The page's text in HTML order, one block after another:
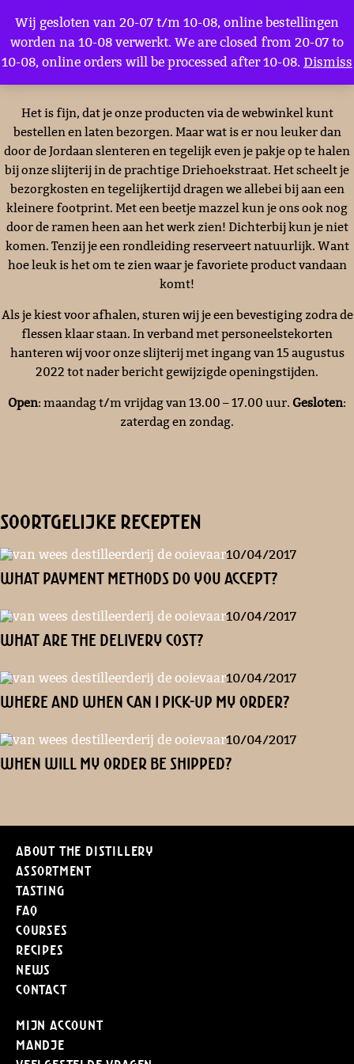
Afhalen of verzenden?
Het is fijn, dat je onze producten via de webwinkel kunt
bestellen en laten bezorgen. Maar wat is er nou leuker dan
door de Jordaan slenteren en tegelijk even je pakje op te halen
bij onze slijterij in de prachtige Driehoekstraat. Het scheelt je
bezorgkosten en tegelijkertijd dragen we allebei bij aan een
kleinere footprint. Met een beetje mazzel kun je ons ook nog
door de ramen heen aan het werk zien! Dichterbij kun je niet
komen. Tenzij je een rondleiding reserveert natuurlijk. Want
hoe leuk is het om te zien waar je favoriete product vandaan
komt!
Als je kiest voor afhalen, sturen wij je een bevestiging zodra de
flessen klaar staan. In verband met personeelstekorten
hanteren wij voor onze slijterij met ingang van 15 augustus
2022 tot nader bericht gewijzigde openingstijden.
Open: maandag t/m vrijdag van 13.00 – 17.00 uur. Gesloten:
zaterdag en zondag.
soortgelijke recepten
10/04/2017
What payment methods do you accept?
10/04/2017
What are the delivery cost?
10/04/2017
Where and when can I pick-up my order?
10/04/2017
When will my order be shipped?
About the distillery
Assortment
Tasting
FAQ
Courses
Recipes
News
Contact
Mijn Account
Mandje
Wij gesloten van 20-07 t/m 10-08, online bestellingen
worden na 10-08 verwerkt. We are closed from 20-07 to
10-08, online orders will be processed after 10-08. Dismiss